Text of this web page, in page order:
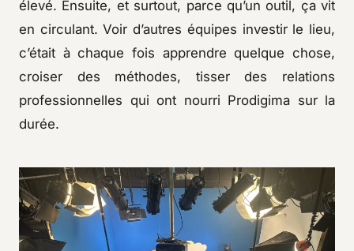
élevé. Ensuite, et surtout, parce qu’un outil, ça vit
en circulant. Voir d’autres équipes investir le lieu,
c’était à chaque fois apprendre quelque chose,
croiser des méthodes, tisser des relations
professionnelles qui ont nourri Prodigima sur la
durée.